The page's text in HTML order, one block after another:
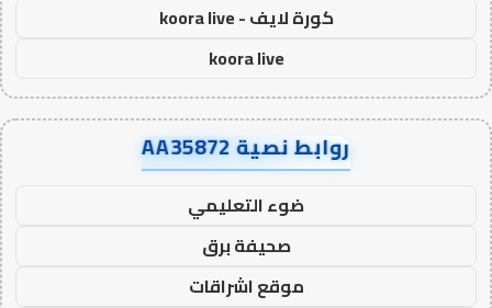
كورة لايف - koora live
koora live
روابط نصية AA35872
ضوء التعليمي
صحيفة برق
موقع اشراقات